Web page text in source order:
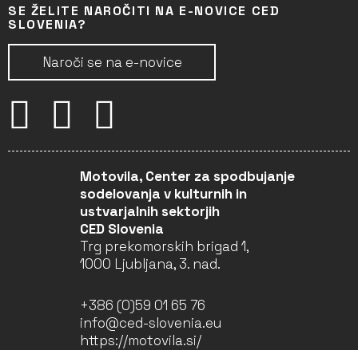
SE ŽELITE NAROČITI NA E-NOVICE CED
SLOVENIA?
Naroči se na e-novice
Motovila, Center za spodbujanje
sodelovanja v kulturnih in
ustvarjalnih sektorjih
CED Slovenia
Trg prekomorskih brigad 1,
1000 Ljubljana, 3. nad.
+386 (0)59 01 65 76
info@ced-slovenia.eu
https://motovila.si/